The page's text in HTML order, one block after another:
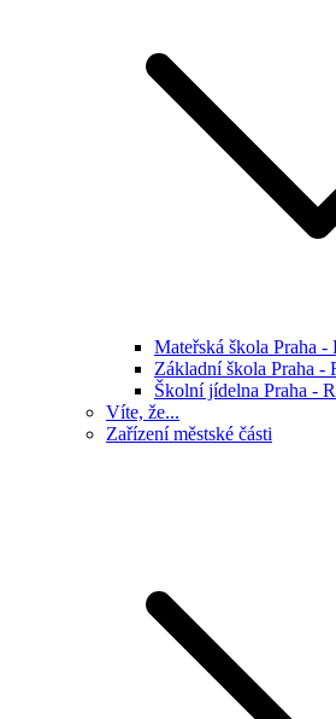
Mateřská škola Praha -
Základní škola Praha -
Školní jídelna Praha -
Víte, že...
Zařízení městské části